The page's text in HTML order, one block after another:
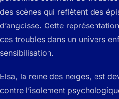
des scènes qui reflètent des
d’angoisse. Cette
ces troubles dans un univers
sensibilisation.
Elsa, la reine des neiges, est
contre l’isolement